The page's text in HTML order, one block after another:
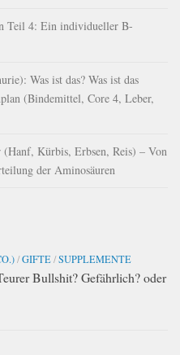
Teil 4: Ein individueller B-
Was ist das? Was ist das
(Bindemittel, Core 4, Leber,
Kürbis, Erbsen, Reis) – Von
der Aminosäuren
/GIFTE/SUPPLEMENTE
Bullshit? Gefährlich? oder